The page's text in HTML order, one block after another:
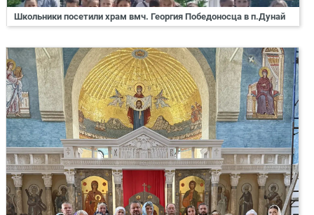
Школьники посетили храм вмч. Георгия Победоносца в п.Дунай